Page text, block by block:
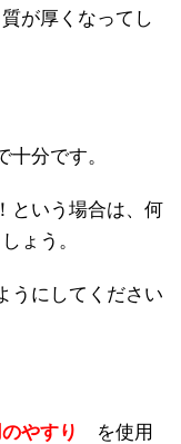
が厚くなってし
十分です。
という場合は、何
ょう。
うにしてください
やすり
を使用